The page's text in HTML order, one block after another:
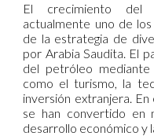
El crecimiento del
actualmente uno de
de la estrategia de
por Arabia Saudita. El
del petróleo
como el turismo, la
inversión extranjera.
se han convertido en
desarrollo económico y